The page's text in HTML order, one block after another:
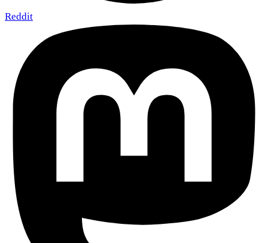
Reddit